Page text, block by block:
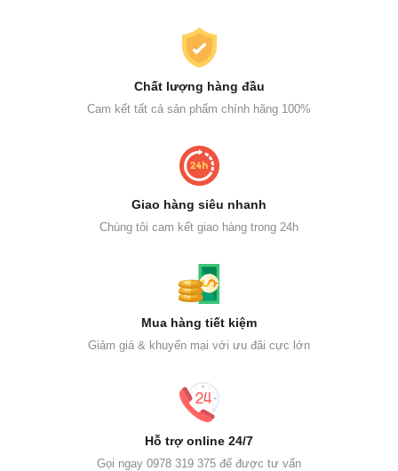
Chất lượng hàng đầu
Cam kết tất cả sản phẩm chính hãng 100%
Giao hàng siêu nhanh
Chúng tôi cam kết giao hàng trong 24h
Mua hàng tiết kiệm
Giảm giá & khuyến mại với ưu đãi cực lớn
Hỗ trợ online 24/7
Gọi ngay 0978 319 375 để được tư vấn